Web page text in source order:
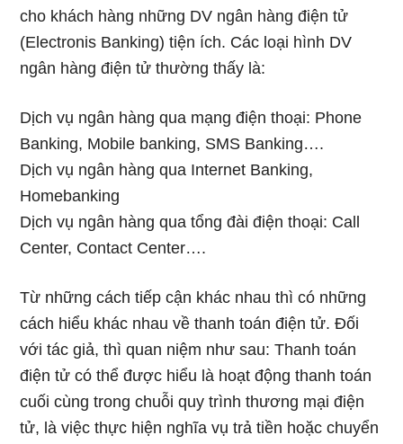
cho khách hàng những DV ngân hàng điện tử
(Electronis Banking) tiện ích. Các loại hình DV
ngân hàng điện tử thường thấy là:
Dịch vụ ngân hàng qua mạng điện thoại: Phone
Banking, Mobile banking, SMS Banking….
Dịch vụ ngân hàng qua Internet Banking,
Homebanking
Dịch vụ ngân hàng qua tổng đài điện thoại: Call
Center, Contact Center….
Từ những cách tiếp cận khác nhau thì có những
cách hiểu khác nhau về thanh toán điện tử. Đối
với tác giả, thì quan niệm như sau: Thanh toán
điện tử có thể được hiểu là hoạt động thanh toán
cuối cùng trong chuỗi quy trình thương mại điện
tử, là việc thực hiện nghĩa vụ trả tiền hoặc chuyển